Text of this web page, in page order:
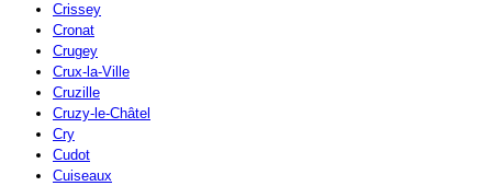
Crissey
Cronat
Crugey
Crux-la-Ville
Cruzille
Cruzy-le-Châtel
Cry
Cudot
Cuiseaux